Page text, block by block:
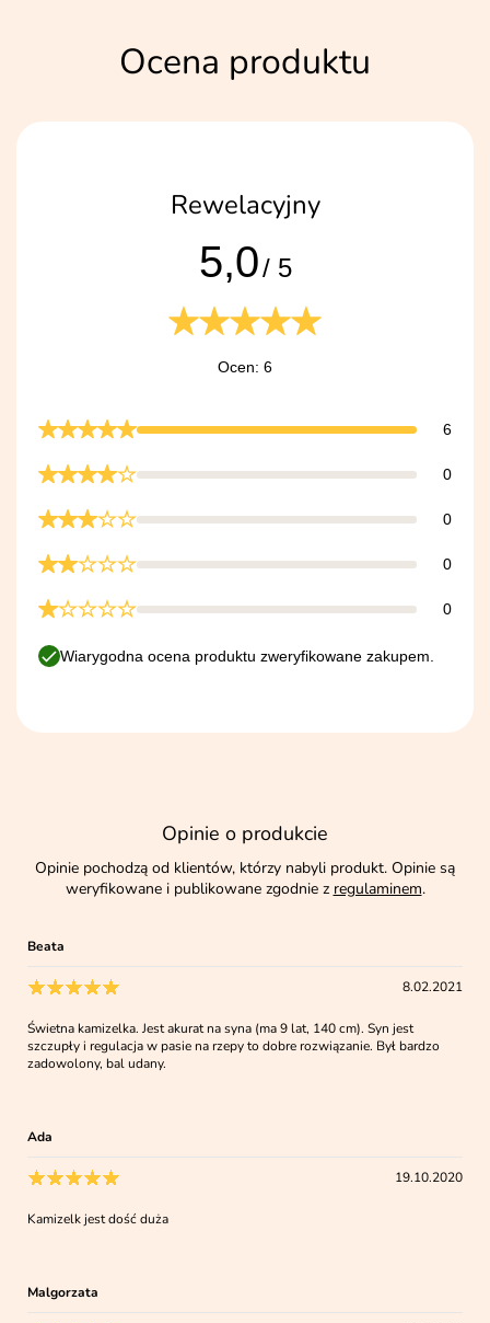
Ocena produktu
Rewelacyjny
5,0/ 5
Ocen: 6
6
0
0
0
0
Wiarygodna ocena produktu zweryfikowane zakupem.
Opinie o produkcie
Opinie pochodzą od klientów, którzy nabyli produkt. Opinie są
weryfikowane i publikowane zgodnie z regulaminem.
Beata
8.02.2021
Świetna kamizelka. Jest akurat na syna (ma 9 lat, 140 cm). Syn jest
szczupły i regulacja w pasie na rzepy to dobre rozwiązanie. Był bardzo
zadowolony, bal udany.
Ada
19.10.2020
Kamizelk jest dość duża
Malgorzata